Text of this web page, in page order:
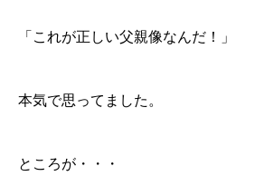
「これが正しい父親像なんだ！」
本気で思ってました。
ところが・・・